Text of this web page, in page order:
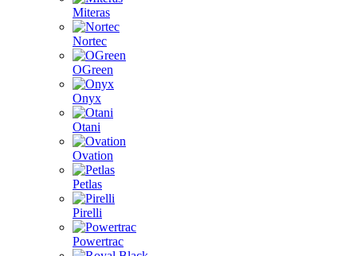
Miteras
Nortec
OGreen
Onyx
Otani
Ovation
Petlas
Pirelli
Powertrac